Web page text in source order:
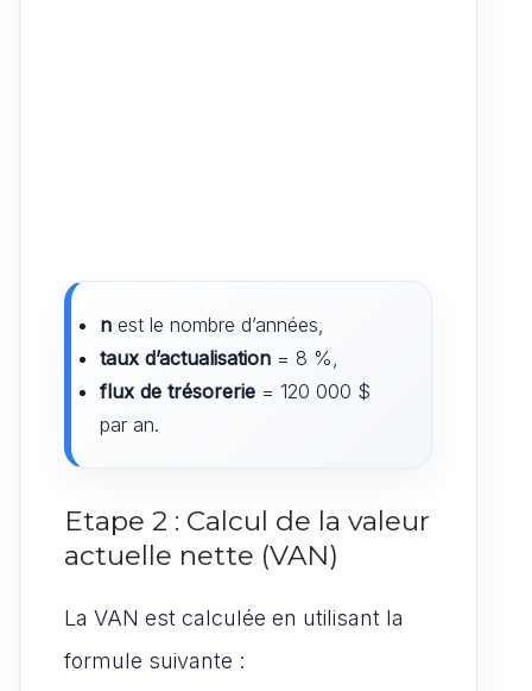
n est le nombre d’années,
taux d’actualisation = 8 %,
flux de trésorerie = 120 000 $
par an.
Etape 2 : Calcul de la valeur
actuelle nette (VAN)
La VAN est calculée en utilisant la
formule suivante :